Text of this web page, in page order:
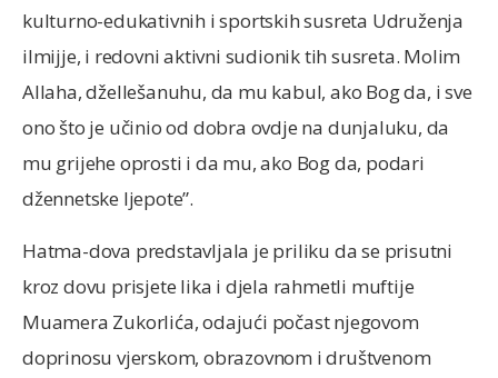
kulturno-edukativnih i sportskih susreta Udruženja
ilmijje, i redovni aktivni sudionik tih susreta. Molim
Allaha, džellešanuhu, da mu kabul, ako Bog da, i sve
ono što je učinio od dobra ovdje na dunjaluku, da
mu grijehe oprosti i da mu, ako Bog da, podari
džennetske ljepote”.
Hatma-dova predstavljala je priliku da se prisutni
kroz dovu prisjete lika i djela rahmetli muftije
Muamera Zukorlića, odajući počast njegovom
doprinosu vjerskom, obrazovnom i društvenom